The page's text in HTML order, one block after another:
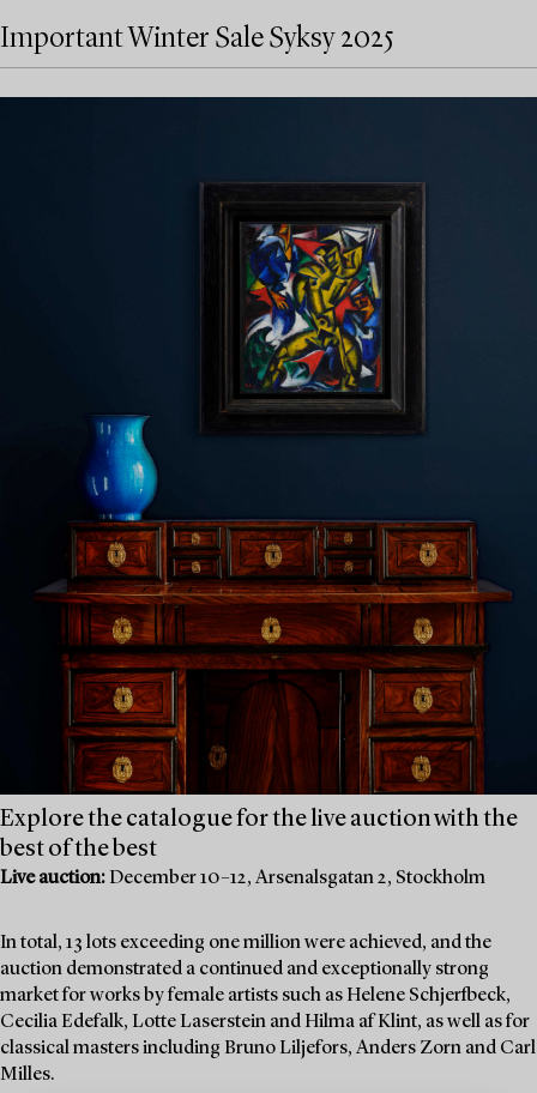
Important Winter Sale Syksy 2025
Explore the catalogue for the live auction with the
best of the best
Live auction: December 10–12, Arsenalsgatan 2, Stockholm
In total, 13 lots exceeding one million were achieved, and the
auction demonstrated a continued and exceptionally strong
market for works by female artists such as Helene Schjerfbeck,
Cecilia Edefalk, Lotte Laserstein and Hilma af Klint, as well as for
classical masters including Bruno Liljefors, Anders Zorn and Carl
Milles.